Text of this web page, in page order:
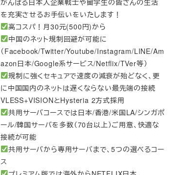
を充実させるお手伝いをいたします！
高コスパ！月30元(500円)から
中国のネット規制回避が可能に
（Facebook/Twitter/Youtube/Instagram/LINE/Am
azon日本/Google系サービス/Netflix/TVer等）
規制に強くセキュアで速度の減衰が殆どなく、更
に中国国内のネットは遅くならない最先端の接続
VLESS+VISIONとHysteria 2方式採用
共用サーバコースでは日本/香港/米国LA/シンガポ
ール/韓国サーバを多数（70台以上）ご用意、快適な
接続が可能
共用サーバから専用サーバまで、5つの選べるコー
ス